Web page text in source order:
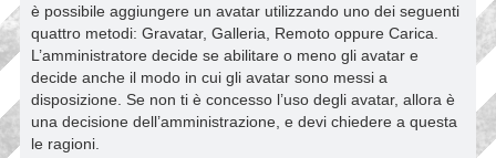
è possibile aggiungere un avatar utilizzando uno dei seguenti
quattro metodi: Gravatar, Galleria, Remoto oppure Carica.
L’amministratore decide se abilitare o meno gli avatar e
decide anche il modo in cui gli avatar sono messi a
disposizione. Se non ti è concesso l’uso degli avatar, allora è
una decisione dell’amministrazione, e devi chiedere a questa
le ragioni.